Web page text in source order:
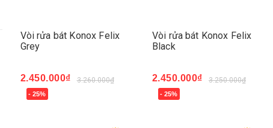
Vòi rửa bát Konox Felix
Grey
2.450.000₫ 3.260.000₫
- 25%
Mua ngay
Vòi rửa bát Konox Felix
Black
2.450.000₫ 3.250.000₫
- 25%
Mua ngay